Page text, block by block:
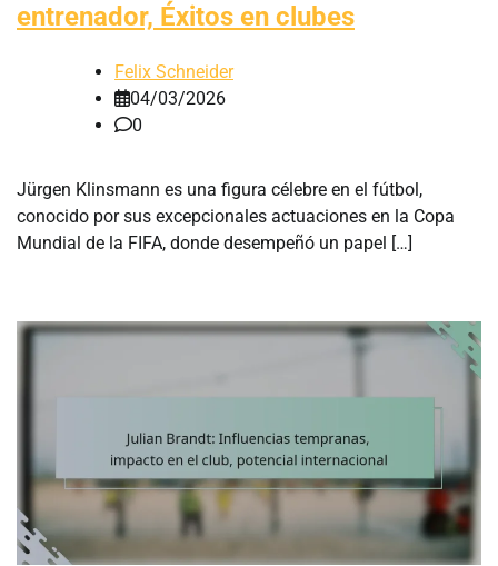
entrenador, Éxitos en clubes
Felix Schneider
04/03/2026
0
Jürgen Klinsmann es una figura célebre en el fútbol,
conocido por sus excepcionales actuaciones en la Copa
Mundial de la FIFA, donde desempeñó un papel […]